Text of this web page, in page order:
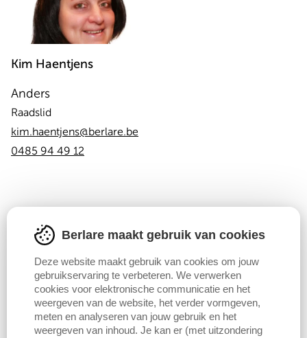
Kim Haentjens
Anders
Raadslid
kim.haentjens@berlare.be
0485 94 49 12
Albrecht Arbyn
Berlare maakt gebruik van cookies
Deze website maakt gebruik van cookies om jouw
gebruikservaring te verbeteren. We verwerken
cookies voor elektronische communicatie en het
weergeven van de website, het verder vormgeven,
meten en analyseren van jouw gebruik en het
weergeven van inhoud. Je kan er (met uitzondering